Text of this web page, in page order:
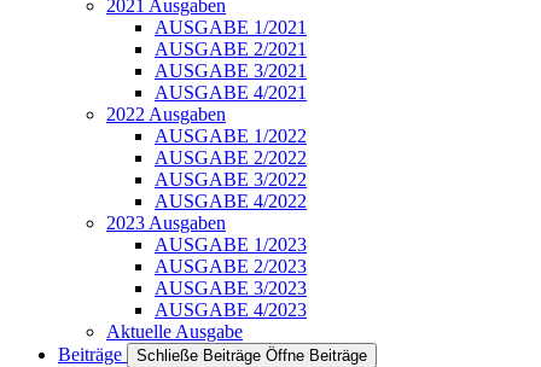
2021 Ausgaben
AUSGABE 1/2021
AUSGABE 2/2021
AUSGABE 3/2021
AUSGABE 4/2021
2022 Ausgaben
AUSGABE 1/2022
AUSGABE 2/2022
AUSGABE 3/2022
AUSGABE 4/2022
2023 Ausgaben
AUSGABE 1/2023
AUSGABE 2/2023
AUSGABE 3/2023
AUSGABE 4/2023
Aktuelle Ausgabe
Beiträge
Schließe Beiträge Öffne Beiträge